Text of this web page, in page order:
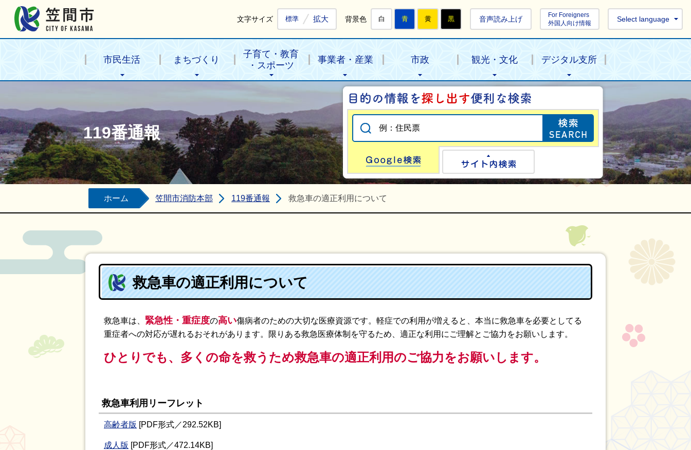
文字サイズ 標準 拡大 背景色 白 青 黄 黒 音声読み上げ
For Foreigners
外国人向け情報
Select language
市民生活 まちづくり
子育て・教育
・スポーツ
事業者・産業 市政 観光・文化 デジタル支所
119番通報
目的の情報を探
Google検索
ホーム 笠間市消防本部 119番通報 救急車の適正利用について
救急車の適正利用について
救急車は、 緊急性・重症度の高い傷病者のための大切な医療資源です。軽症での利用が増えると、本当に救急車を必要としてる
重症者への対応が遅れるおそれがあります。限りある救急医療体制を守るため、適正な利用にご理解とご協力をお願いします。
ひとりでも、多くの命を救うため救急車の適正利用のご協力をお願いします。
救急車利用リーフレット
高齢者版 [PDF形式／292.52KB]
成人版 [PDF形式／472.14KB]